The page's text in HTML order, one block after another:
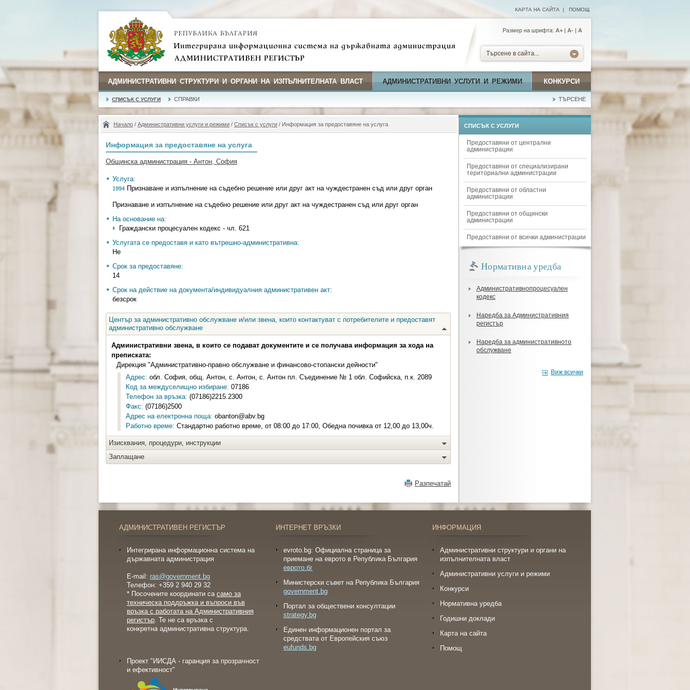
КАРТА НА САЙТА | ПОМОЩ
Размер на шрифта: А+ | A- | A
Търсене в сайта...
АДМИНИСТРАТИВНИ СТРУКТУРИ И ОРГАНИ НА ИЗПЪЛНИТЕЛНАТА ВЛАСТ АДМИНИСТРАТИВНИ УСЛУГИ И РЕЖИМИ КОНКУРСИ
СПИСЪК С УСЛУГИ СПРАВКИ ТЪРСЕНЕ
Начало / Административни услуги и режими / Списък с услуги / Информация за предоставяне на услуга
Информация за предоставяне на услуга
Общинска администрация - Антон, София
Услуга:
1994 Признаване и изпълнение на съдебно решение или друг акт на чуждестранен съд или друг орган
Признаване и изпълнение на съдебно решение или друг акт на чуждестранен съд или друг орган
На основание на:
Граждански процесуален кодекс - чл. 621
Услугата се предоставя и като вътрешно-административна:
Не
Срок за предоставяне:
14
Срок на действие на документа/индивидуалния административен акт:
безсрок
Център за административно обслужване и/или звена, които контактуват с потребителите и предоставят
административно обслужване
Административни звена, в които се подават документите и се получава информация за хода на
преписката:
Дирекция "Административно-правно обслужване и финансово-стопански дейности"
Адрес: обл. София, общ. Антон, с. Антон, с. Антон пл. Съединение № 1 обл. Софийска, п.к. 2089
Код за междуселищно избиране: 07186
Телефон за връзка: (07186)2215.2300
Факс: (07186)2500
Адрес на електронна поща: obanton@abv.bg
Работно време: Стандартно работно време, от 08:00 до 17:00, Обедна почивка от 12,00 до 13,00ч.
Изисквания, процедури, инструкции
Заплащане
Разпечатай
СПИСЪК С УСЛУГИ
Предоставяни от централни
администрации
Предоставяни от специализирани
териториални администрации
Предоставяни от областни
администрации
Предоставяни от общински
администрации
Предоставяни от всички администрации
Нормативна уредба
Административнопроцесуален
кодекс
Наредба за Административния
регистър
Наредба за административното
обслужване
Виж всички
АДМИНИСТРАТИВЕН РЕГИСТЪР
Интегрирана информационна система на
държавната администрация
E-mail: ras@government.bg
Телефон: +359 2 940 29 32
* Посочените координати са само за
техническа поддръжка и въпроси във
връзка с работата на Административния
регистър. Те не са връзка с
конкретна административна структура.
Проект "ИИСДА - гаранция за прозрачност
и ефективност"
ИНТЕРНЕТ ВРЪЗКИ
evroto.bg: Официална страница за
приемане на еврото в Република България
еврото.бг
Министерски съвет на Република България
government.bg
Портал за обществени консултации
strategy.bg
Eдинен информационен портал за
средствата от Европейския съюз
eufunds.bg
ИНФОРМАЦИЯ
Административни структури и органи на
изпълнителната власт
Административни услуги и режими
Конкурси
Нормативна уредба
Годишни доклади
Карта на сайта
Помощ